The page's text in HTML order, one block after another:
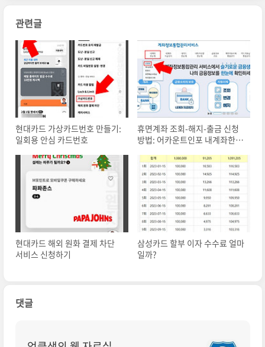
관련글
현대카드 가상카드번호 만들기:
일회용 안심 카드번호
휴면계좌 조회-해지-출금 신청
방법: 어카운트인포 내계좌한눈
현대카드 해외 원화 결제 차단
서비스 신청하기
삼성카드 할부 이자 수수료 얼마
일까?
댓글